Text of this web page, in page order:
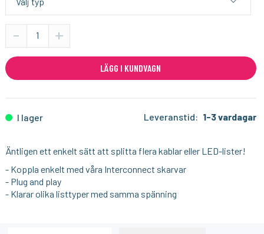
- +
LÄGG I KUNDVAGN
I lager Leveranstid: 1-3 vardagar
Äntligen ett enkelt sätt att splitta flera kablar eller LED-lister!
- Koppla enkelt med våra Interconnect skarvar
- Plug and play
- Klarar olika listtyper med samma spänning